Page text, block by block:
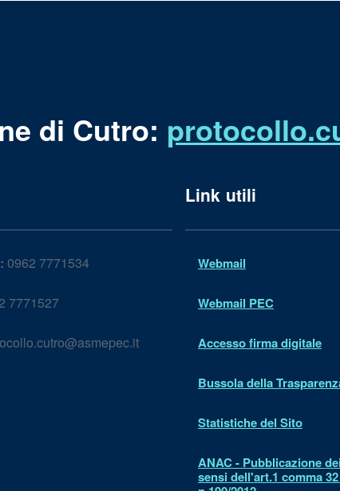
di Cutro:
0962 7771534
7771527
Link utili
Webmail
Webmail PEC
Accesso firma digitale
Bussola della
Statistiche del Sito
ANAC - Pubblicazione
sensi dell'art.1 comma